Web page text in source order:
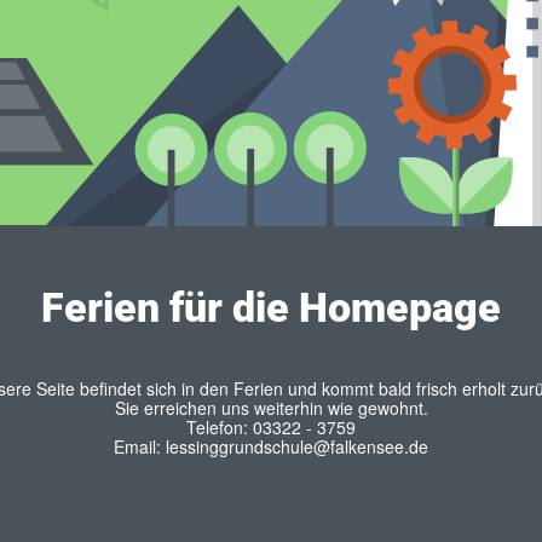
Ferien für die Homepage
Seite befindet sich in den Ferien und kommt bald frisch erholt
Sie erreichen uns weiterhin wie gewohnt.
Telefon: 03322 - 3759
Email: lessinggrundschule@falkensee.de